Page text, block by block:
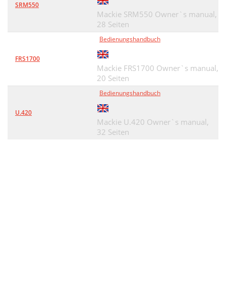
SRM550
Mackie SRM550 Owner`s manual,
28 Seiten
FRS1700
Bedienungshandbuch
Mackie FRS1700 Owner`s manual,
20 Seiten
U.420
Bedienungshandbuch
Mackie U.420 Owner`s manual,
32 Seiten